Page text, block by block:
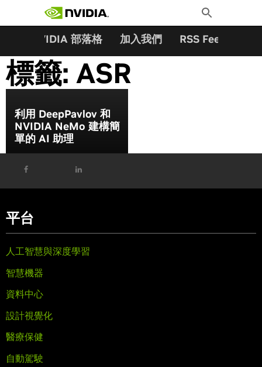
Toggle
Search
NVIDIA 部落格 加入我們 RSS Feeds
標籤: ASR
利用 DeepPavlov 和
NVIDIA NeMo 建構簡
單的 AI 助理
平台
人工智慧與深度學習
智慧機器
資料中心
設計視覺化
醫療保健
自動駕駛